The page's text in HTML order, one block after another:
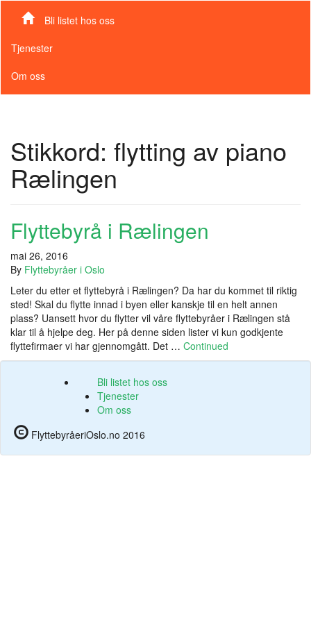
Bli listet hos oss
Tjenester
Om oss
Stikkord: flytting av piano
Rælingen
Flyttebyrå i Rælingen
mai 26, 2016
By Flyttebyråer i Oslo
Leter du etter et flyttebyrå i Rælingen? Da har du kommet til riktig
sted! Skal du flytte innad i byen eller kanskje til en helt annen
plass? Uansett hvor du flytter vil våre flyttebyråer i Rælingen stå
klar til å hjelpe deg. Her på denne siden lister vi kun godkjente
flyttefirmaer vi har gjennomgått. Det … Continued
Bli listet hos oss
Tjenester
Om oss
FlyttebyråeriOslo.no 2016